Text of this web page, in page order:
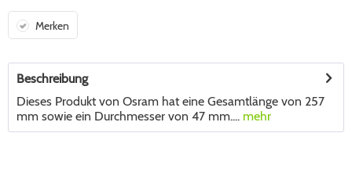
Merken
Beschreibung
Dieses Produkt von Osram hat eine Gesamtlänge von 257
mm sowie ein Durchmesser von 47 mm.... mehr